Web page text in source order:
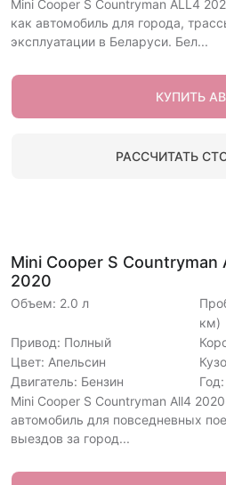
Mini Cooper S Countryman ALL4
как автомобиль для города,
эксплуатации в Беларуси. Бел...
КУПИТЬ
РАССЧИТАТЬ
Mini Cooper S Countryman
2020
Объем: 2.0 л
км)
Привод: Полный
Цвет: Апельсин
Двигатель: Бензин
Mini Cooper S Countryman All4
автомобиль для повседневных
выездов за город...